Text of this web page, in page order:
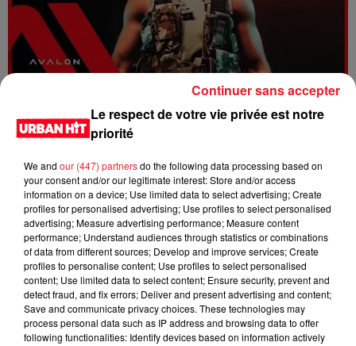
FOLA & Victony - golibe
Le respect de votre vie privée est notre
priorité
We and our (447) partnersdo the following data processing based on
your consent and/or our legitimate interest: Store and/or access
information on a device; Use limited data to select advertising; Create
profiles for personalised advertising; Use profiles to select personalised
advertising; Measure advertising performance; Measure content
performance; Understand audiences through statistics or combinations
of data from different sources; Develop and improve services; Create
profiles to personalise content; Use profiles to select personalised
content; Use limited data to select content; Ensure security, prevent and
detect fraud, and fix errors; Deliver and present advertising and content;
Save and communicate privacy choices. These technologies may
process personal data such as IP address and browsing data to offer
following functionalities: Identify devices based on information actively
Continuer sans accepter